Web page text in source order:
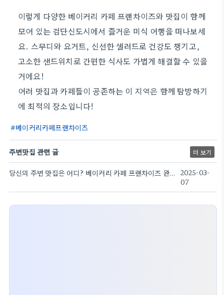
이렇게 다양한 베이커리 카페 프랜차이즈와 맛집이 함께
모여 있는 검단신도시에서 즐거운 미식 여행을 떠나보세
요. 스무디와 요거트, 신선한 샐러드로 건강도 챙기고,
고소한 샌드위치로 간편한 식사도 가볍게 해결할 수 있을
거에요!
여러 맛집과 카페들이 공존하는 이 지역은 함께 탐방하기
에 최적의 장소입니다!
베이커리카페프랜차이즈
주변맛집 관련 글 더 보기
당신의 주변 맛집은 어디? 베이커리 카페 프랜차이즈 완벽 안내!
2025-03-
07